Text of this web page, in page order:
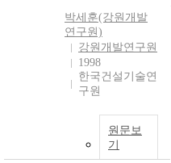
박세훈(강원개발
연구원)
강원개발연구원
1998
한국건설기술연
구원
원문보
기